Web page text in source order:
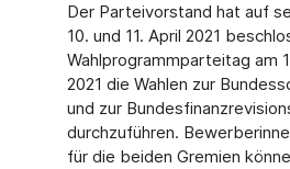
Der Parteivorstand hat auf
10. und 11. April 2021
Wahlprogrammparteitag am
2021 die Wahlen zur
und zur
durchzuführen.
für die beiden Gremien